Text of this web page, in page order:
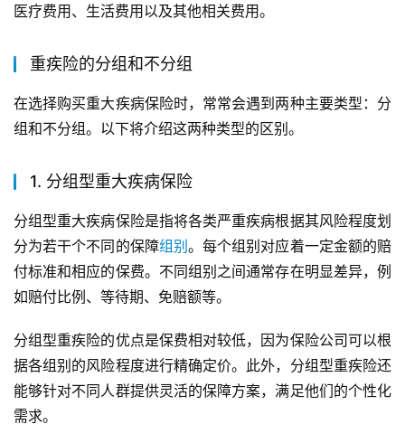
医疗费用、生活费用以及其他相关费用。
重疾险的分组和不分组
在选择购买重大疾病保险时，常常会遇到两种主要类型：分
组和不分组。以下将介绍这两种类型的区别。
1. 分组型重大疾病保险
分组型重大疾病保险是指将各类严重疾病根据其风险程度划
分为若干个不同的保障组别。每个组别对应着一定金额的赔
付标准和相应的保费。不同组别之间通常存在明显差异，例
如赔付比例、等待期、免赔额等。
分组型重疾险的优点是保费相对较低，因为保险公司可以根
据各组别的风险程度进行精确定价。此外，分组型重疾险还
能够针对不同人群提供灵活的保障方案，满足他们的个性化
需求。